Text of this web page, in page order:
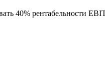
40% рентабельности